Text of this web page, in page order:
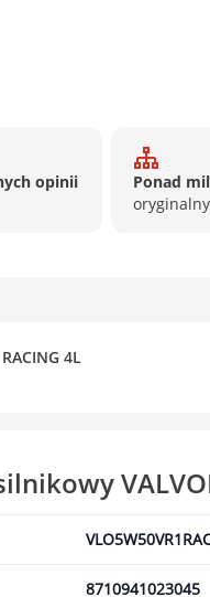
opinii
Ponad
4L
8710941023045